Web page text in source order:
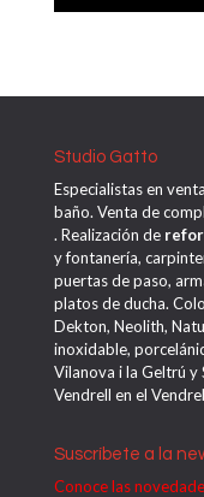
Studio Gatto
Especialistas en
baño. Venta de
. Realización de
y fontanería,
puertas de paso,
platos de ducha.
Dekton, Neolith,
inoxidable,
Vilanova i la Geltrú y
Vendrell en el
Suscríbete a la
Conoce las